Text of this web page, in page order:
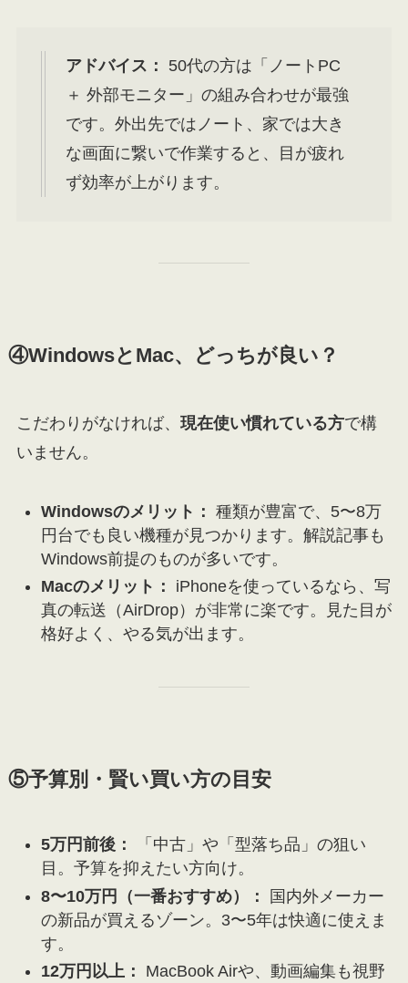
アドバイス：
50代の方は「ノートPC
＋ 外部モニター」の組み合わせが最強
です。外出先ではノート、家では大き
な画面に繋いで作業すると、目が疲れ
ず効率が上がります。
④WindowsとMac、どっちが良い？
こだわりがなければ、 現在使い慣れている方で構
いません。
Windowsのメリット： 種類が豊富で、5〜8万
円台でも良い機種が見つかります。解説記事も
Windows前提のものが多いです。
Macのメリット：
iPhoneを使っているなら、写
真の転送（AirDrop）が非常に楽です。見た目が
格好よく、やる気が出ます。
⑤予算別・賢い買い方の目安
5万円前後：
「中古」や「型落ち品」の狙い
目。予算を抑えたい方向け。
8〜10万円（一番おすすめ）：
国内外メーカー
の新品が買えるゾーン。3〜5年は快適に使えま
す。
12万円以上：
MacBook Airや、動画編集も視野